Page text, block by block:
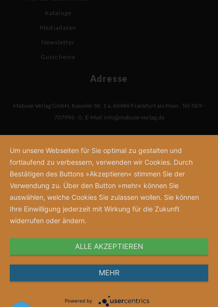
Kataloge
Mediadaten
Newsletter
Gutscheine
Adresse
Mabuse-Verlag GmbH, Kasseler Str. 1 a, 60486 Frankfurt am Main , Tel: 069 -
707996 - 0 , E-Mail: info@mabuse-verlag.de
Um unsere Webseiten für Sie optimal zu gestalten und
fortlaufend zu verbessern, verwenden wir Cookies. Durch
Bestätigen des Buttons »Akzeptieren« stimmen Sie der
Verwendung zu. Über den Button »mehr« können Sie
auswählen, welche Cookies Sie zulassen wollen. Sie können
Ihre Einwilligung jederzeit mit Wirkung für die Zukunft
widerrufen oder ändern.
ALLE AKZEPTIEREN
MEHR
Powered by